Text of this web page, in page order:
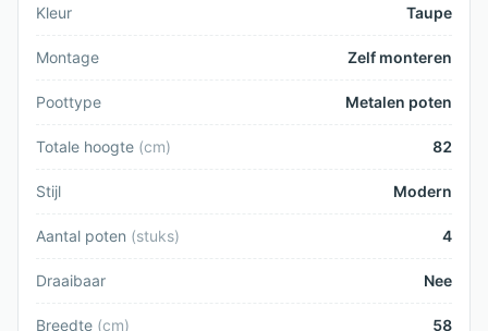
Kleur Taupe
Montage Zelf monteren
Poottype Metalen poten
Totale hoogte (cm) 82
Stijl Modern
Aantal poten (stuks) 4
Draaibaar Nee
Breedte (cm) 58